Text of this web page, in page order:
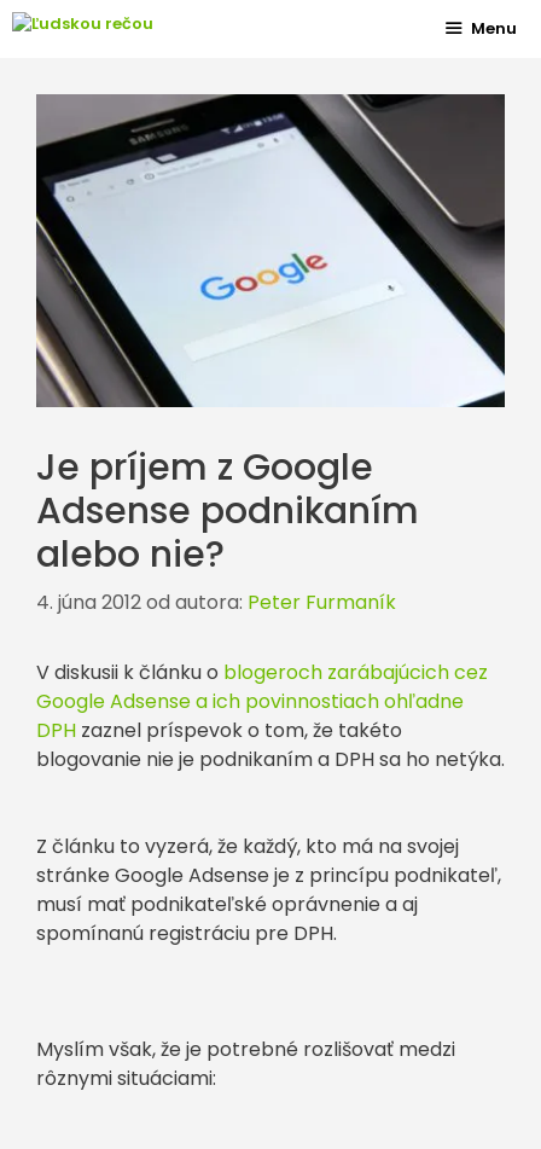
Preskočiť
Menu
Je príjem z Google
Adsense podnikaním
alebo nie?
4. júna 2012od autora: Peter Furmaník
V diskusii k článku o blogeroch zarábajúcich cez
Google Adsense a ich povinnostiach ohľadne
DPH zaznel príspevok o tom, že takéto
blogovanie nie je podnikaním a DPH sa ho netýka.
Z článku to vyzerá, že každý, kto má na svojej
stránke Google Adsense je z princípu podnikateľ,
musí mať podnikateľské oprávnenie a aj
spomínanú registráciu pre DPH.
Myslím však, že je potrebné rozlišovať medzi
rôznymi situáciami: